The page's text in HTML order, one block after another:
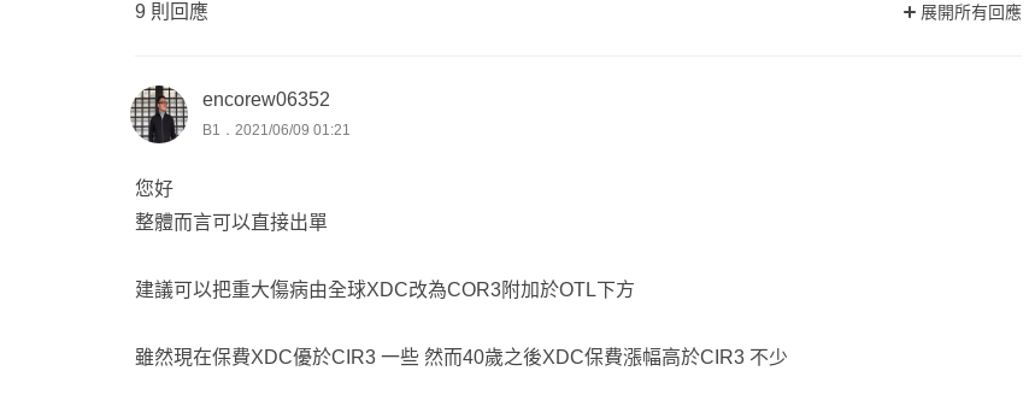
9 則回應 展開所有回應
encorew06352
B1．2021/06/09 01:21
您好
整體而言可以直接出單
建議可以把重大傷病由全球XDC改為COR3附加於OTL下方
雖然現在保費XDC優於CIR3 一些 然而40歲之後XDC保費漲幅高於CIR3 不少